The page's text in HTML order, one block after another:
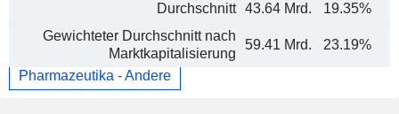
Durchschnitt 43.64 Mrd. 19.35%
Gewichteter Durchschnitt nach
Marktkapitalisierung
59.41 Mrd. 23.19%
Pharmazeutika - Andere